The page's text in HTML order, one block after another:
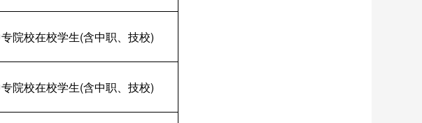
院校在校学生(含中职、技校)
院校在校学生(含中职、技校)